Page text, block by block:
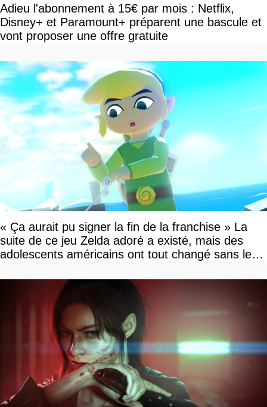
Adieu l'abonnement à 15€ par mois : Netflix,
Disney+ et Paramount+ préparent une bascule et
vont proposer une offre gratuite
« Ça aurait pu signer la fin de la franchise » La
suite de ce jeu Zelda adoré a existé, mais des
adolescents américains ont tout changé sans le